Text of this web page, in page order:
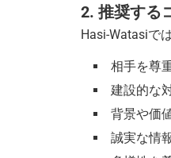
2. 推奨する
Hasi-Watasiで
相手を尊
建設的な
背景や価
誠実な情